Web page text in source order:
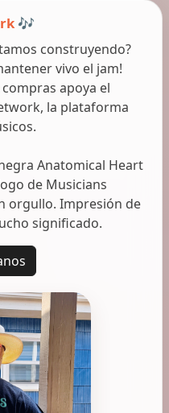
🎶
construyendo?
vivo el jam!
apoya el
la plataforma
Anatomical Heart
de Musicians
orgullo. Impresión de
significado.